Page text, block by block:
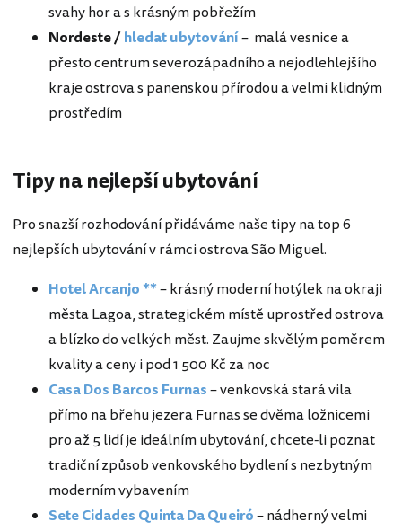
svahy hor a s krásným pobřežím
Nordeste /hledat ubytování– malá vesnice a
přesto centrum severozápadního a nejodlehlejšího
kraje ostrova s panenskou přírodou a velmi klidným
prostředím
Tipy na nejlepší ubytování
Pro snazší rozhodování přidáváme naše tipy na top 6
nejlepších ubytování v rámci ostrova São Miguel.
Hotel Arcanjo **– krásný moderní hotýlek na okraji
města Lagoa, strategickém místě uprostřed ostrova
a blízko do velkých měst. Zaujme skvělým poměrem
kvality a ceny i pod 1 500 Kč za noc
Casa Dos Barcos Furnas– venkovská stará vila
přímo na břehu jezera Furnas se dvěma ložnicemi
pro až 5 lidí je ideálním ubytování, chcete-li poznat
tradiční způsob venkovského bydlení s nezbytným
moderním vybavením
Sete Cidades Quinta Da Queiró– nádherný velmi